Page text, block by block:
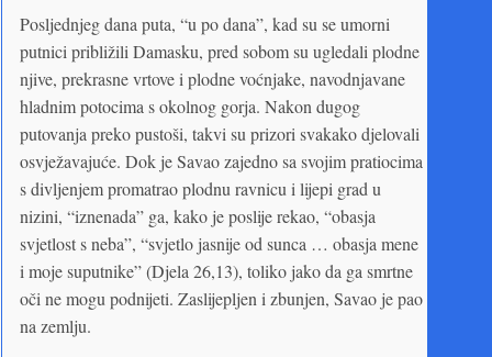
Posljednjeg dana puta, “u po dana”, kad su se umorni
putnici približili Damasku, pred sobom su ugledali plodne
njive, prekrasne vrtove i plodne voćnjake, navodnjavane
hladnim potocima s okolnog gorja. Nakon dugog
putovanja preko pustoši, takvi su prizori svakako djelovali
osvježavajuće. Dok je Savao zajedno sa svojim pratiocima
s divljenjem promatrao plodnu ravnicu i lijepi grad u
nizini, “iznenada” ga, kako je poslije rekao, “obasja
svjetlost s neba”, “svjetlo jasnije od sunca … obasja mene
i moje suputnike” (Djela 26,13), toliko jako da ga smrtne
oči ne mogu podnijeti. Zaslijepljen i zbunjen, Savao je pao
na zemlju.